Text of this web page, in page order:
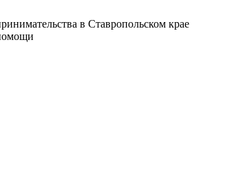
в Ставропольском крае